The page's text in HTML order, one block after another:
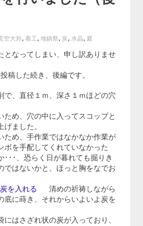
せた立命講
座
空大卦,着工,地鎮祭,炭,水晶,庭
となってしまい、申し訳ありませ
稿した続き、後編です。
で、直径１ｍ、深さ１ｍほどの穴
ため、穴の中に入ってスコップと
ました。
ため、手作業ではなかなか作業が
ボを手配してくれていなかった
･･･、恐らく日が暮れても掘りき
ではないかと、ほっと胸をなでお
清めの祈祷しながら
底に蒔き、それからいよいよ炭を
にはさざれ状の炭が入っており、